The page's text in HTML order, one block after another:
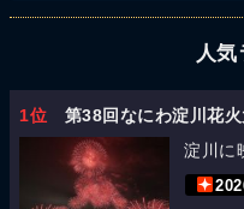
人
1位 第38回なにわ淀川花火
淀川に